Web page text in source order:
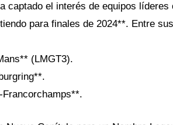
captado el interés de equipos
para finales de 2024**. Entre
(LMGT3).